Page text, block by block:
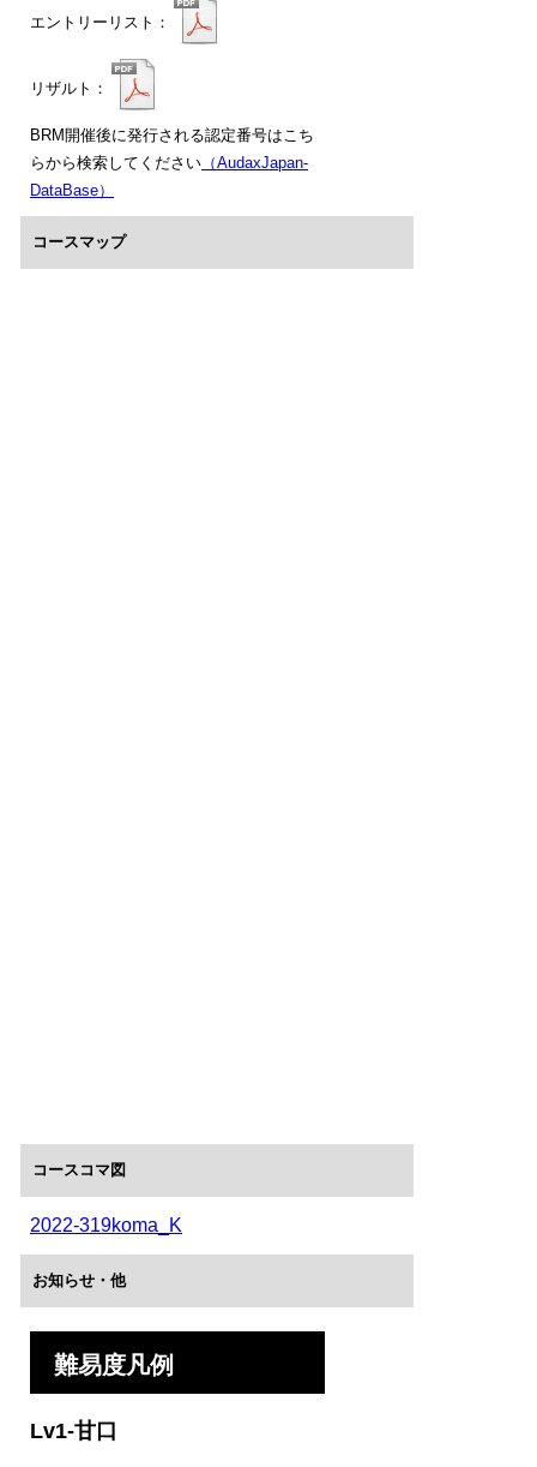
エントリーリスト：
リザルト：
BRM開催後に発行される認定番号はこち
らから検索してください （AudaxJapan-
DataBase）
コースマップ
コースコマ図
2022-319koma_K
お知らせ・他
難易度凡例
Lv1-甘口